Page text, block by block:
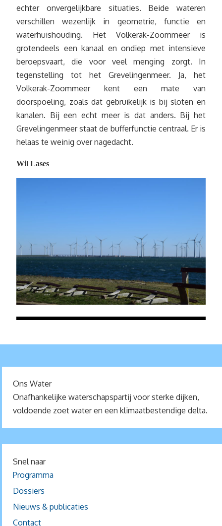
echter onvergelijkbare situaties. Beide wateren
verschillen wezenlijk in geometrie, functie en
waterhuishouding. Het Volkerak-Zoommeer is
grotendeels een kanaal en ondiep met intensieve
beroepsvaart, die voor veel menging zorgt. In
tegenstelling tot het Grevelingenmeer. Ja, het
Volkerak-Zoommeer kent een mate van
doorspoeling, zoals dat gebruikelijk is bij sloten en
kanalen. Bij een echt meer is dat anders. Bij het
Grevelingenmeer staat de bufferfunctie centraal. Er is
helaas te weinig over nagedacht.
Wil Lases
Ons Water
Onafhankelijke waterschapspartij voor sterke dijken,
voldoende zoet water en een klimaatbestendige delta.
Snel naar
Programma
Dossiers
Nieuws & publicaties
Contact